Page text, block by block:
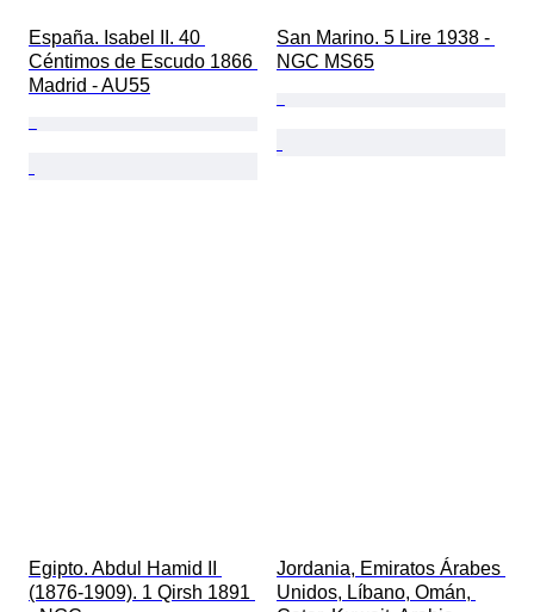
España. Isabel II. 40
Céntimos de Escudo 1866
Madrid - AU55
San Marino. 5 Lire 1938 -
NGC MS65
Egipto. Abdul Hamid II
(1876-1909). 1 Qirsh 1891
Jordania, Emiratos Árabes
Unidos, Líbano, Omán,